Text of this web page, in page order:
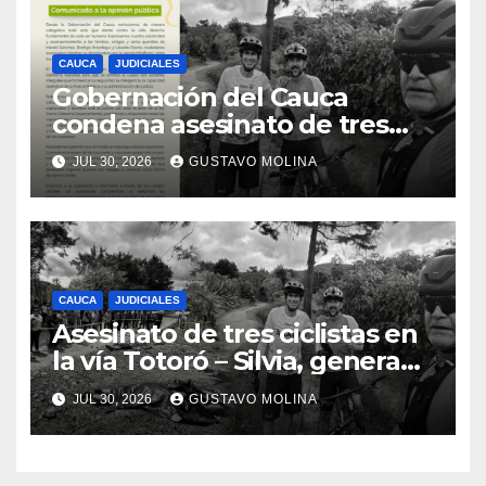
CAUCA JUDICIALES
Gobernación del Cauca
condena asesinato de tres
ciudadanos y exige medidas
urgentes al Gobierno
Nacional
JUL 30, 2026 GUSTAVO MOLINA
CAUCA JUDICIALES
Asesinato de tres ciclistas en
la vía Totoró – Silvia, genera
consternación en el Cauca
JUL 30, 2026 GUSTAVO MOLINA